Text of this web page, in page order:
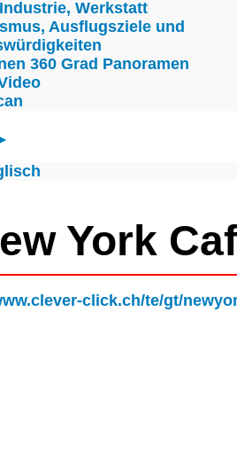
Werkstatt
Ausflugsziele und
360 Grad Panoramen
York
click.ch/te/gt/